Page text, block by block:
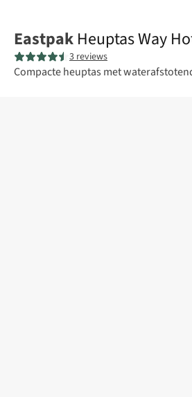
Eastpak Heuptas Way
3 reviews
Compacte heuptas met